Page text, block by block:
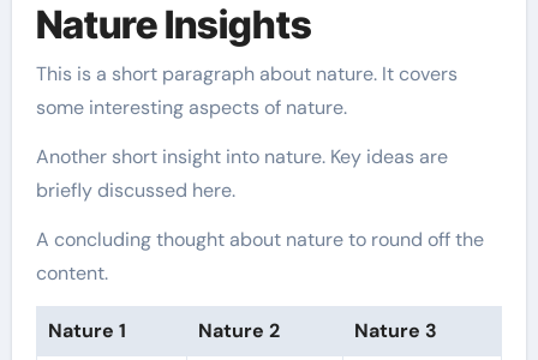
Nature Insights
This is a short paragraph about nature. It covers
some interesting aspects of nature.
Another short insight into nature. Key ideas are
briefly discussed here.
A concluding thought about nature to round off the
content.
Nature 1 Nature 2
Nature 3